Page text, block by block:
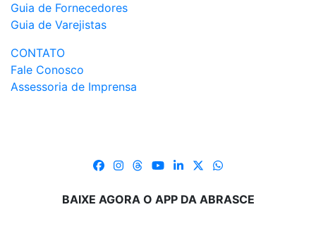
Guia de Fornecedores
Guia de Varejistas
CONTATO
Fale Conosco
Assessoria de Imprensa
BAIXE AGORA O APP DA ABRASCE